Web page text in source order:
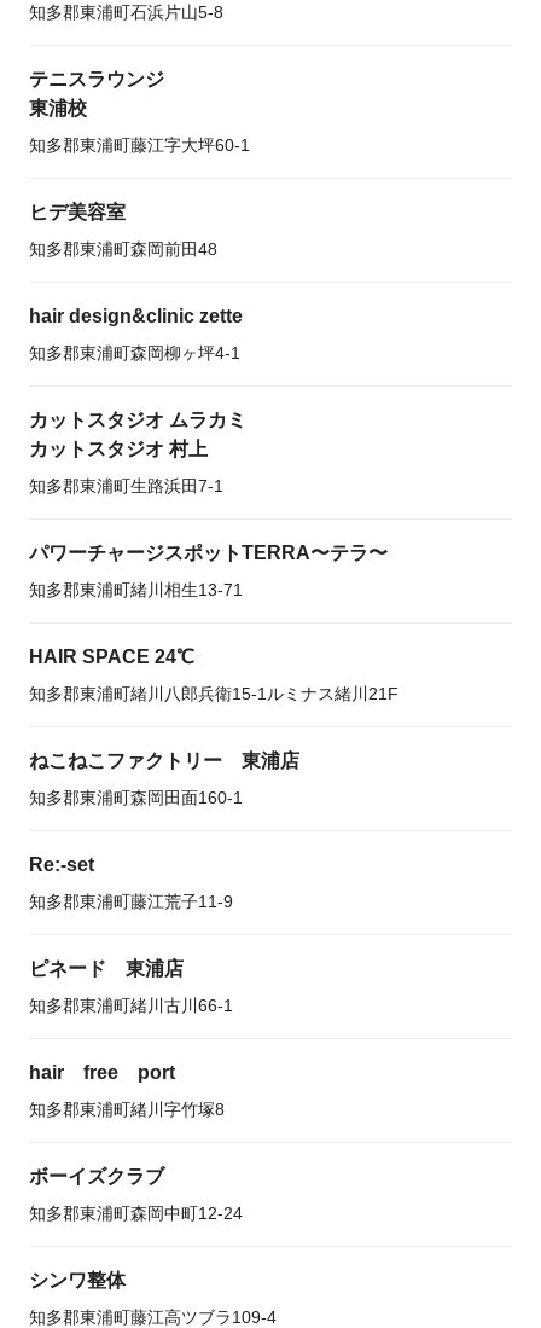
知多郡東浦町石浜片山5-8
テニスラウンジ
東浦校
知多郡東浦町藤江字大坪60-1
ヒデ美容室
知多郡東浦町森岡前田48
hair design&clinic zette
知多郡東浦町森岡柳ヶ坪4-1
カットスタジオ ムラカミ
カットスタジオ 村上
知多郡東浦町生路浜田7-1
パワーチャージスポットTERRA〜テラ〜
知多郡東浦町緒川相生13-71
HAIR SPACE 24℃
知多郡東浦町緒川八郎兵衛15-1ルミナス緒川21F
ねこねこファクトリー 東浦店
知多郡東浦町森岡田面160-1
Re:-set
知多郡東浦町藤江荒子11-9
ピネード 東浦店
知多郡東浦町緒川古川66-1
hair free port
知多郡東浦町緒川字竹塚8
ボーイズクラブ
知多郡東浦町森岡中町12-24
シンワ整体
知多郡東浦町藤江高ツブラ109-4